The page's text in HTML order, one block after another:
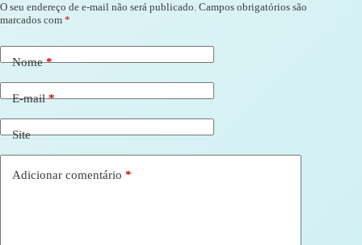
O seu endereço de e-mail não será publicado. Campos obrigatórios são
marcados com *
Nome*
E-mail*
Site
Adicionar comentário *